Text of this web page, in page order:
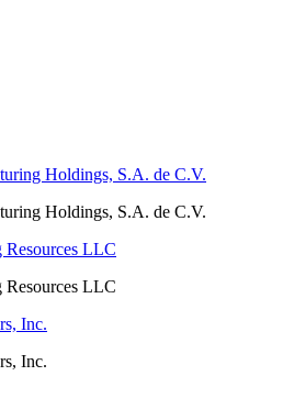
Holdings, S.A. de C.V.
Holdings, S.A. de C.V.
LLC
LLC
Inc.
Inc.